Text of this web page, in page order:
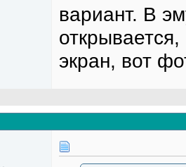
вариант. В
экран, вот